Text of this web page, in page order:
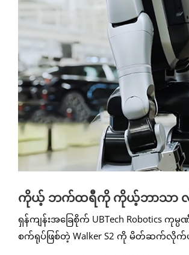
ကိုယ့် ဘက်ထရီကို ကိုယ့်ဘာသာ လဲ
ရှန်ကျန်းအခြေစိုက် UBTech
စက်ရုပ်ဖြစ်တဲ့ Walker S2 ကို မိတ်ဆက်လိုက်